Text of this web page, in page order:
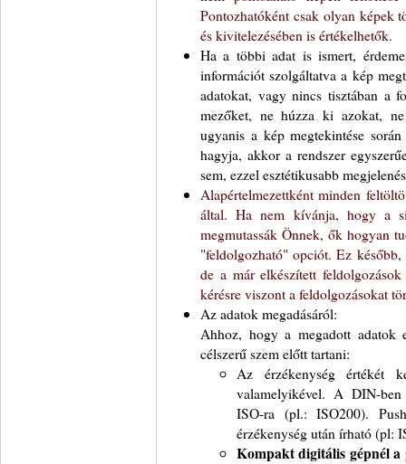
Pontozhatóként csak olyan képek
és kivitelezésében is értékelhetők.
Ha a többi adat is ismert,
információt szolgáltatva a kép
adatokat, vagy nincs tisztában a
mezőket, ne húzza ki azokat,
ugyanis a kép megtekintése
hagyja, akkor a rendszer
sem, ezzel esztétikusabb
Alapértelmezettként minden
által. Ha nem kívánja, hogy a
megmutassák Önnek, ők hogyan
"feldolgozható" opciót. Ez
de a már elkészített
kérésre viszont a feldolgozásokat
Az adatok megadásáról:
Ahhoz, hogy a megadott adatok
célszerű szem előtt tartani:
Az érzékenység értékét
valamelyikével. A DIN-
ISO-ra (pl.: ISO200).
érzékenység után írható (pl:
Kompakt digitális gépnél a